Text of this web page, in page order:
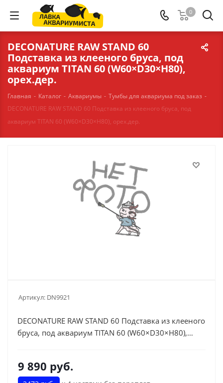
0
DECONATURE RAW STAND 60
Подставка из клееного бруса, под
аквариум TITAN 60 (W60×D30×H80),
орех.дер.
Главная - Каталог - Аквариумы - Тумбы для аквариума под заказ -
DECONATURE RAW STAND 60 Подставка из клееного бруса, под
аквариум TITAN 60 (W60×D30×H80), орех.дер.
Артикул: DN9921
DECONATURE RAW STAND 60 Подставка из клееного
бруса, под аквариум TITAN 60 (W60×D30×H80),
9 890 руб.